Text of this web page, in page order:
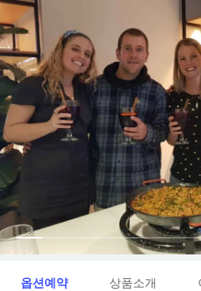
옵션예약 상품소개